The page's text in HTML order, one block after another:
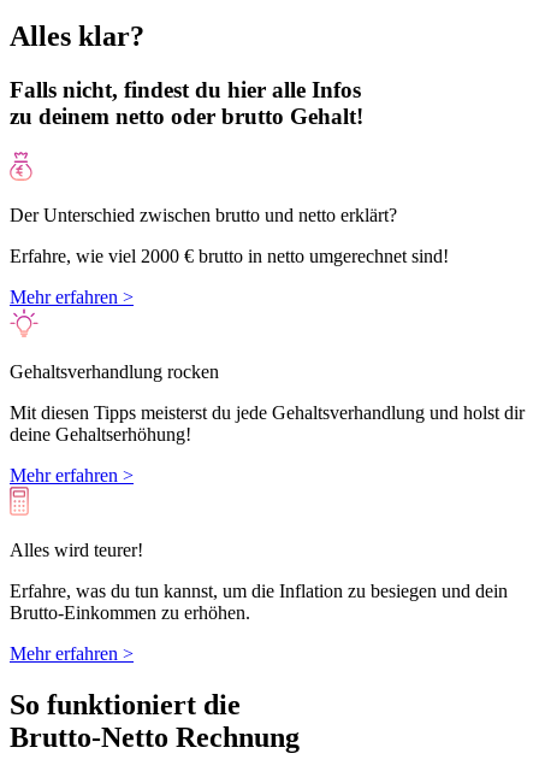
Alles klar?
Falls nicht, findest du hier alle Infos
zu deinem netto oder brutto Gehalt!
Der Unterschied zwischen brutto und netto erklärt?
Erfahre, wie viel 2000 € brutto in netto umgerechnet sind!
Mehr erfahren >
Gehaltsverhandlung rocken
Mit diesen Tipps meisterst du jede Gehaltsverhandlung und holst dir
deine Gehaltserhöhung!
Mehr erfahren >
Alles wird teurer!
Erfahre, was du tun kannst, um die Inflation zu besiegen und dein
Brutto-Einkommen zu erhöhen.
Mehr erfahren >
So funktioniert die
Brutto-Netto Rechnung